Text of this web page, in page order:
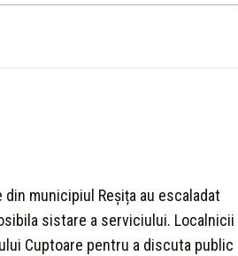
municipiul Reșița au escaladat
sistare a serviciului. Localnicii
Cuptoare pentru a discuta public